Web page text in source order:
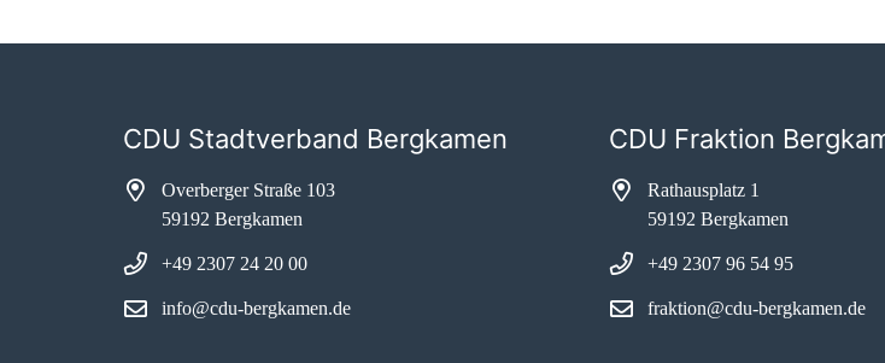
CDU Stadtverband Bergkamen
Overberger Straße 103
59192 Bergkamen
+49 2307 24 20 00
info@cdu-bergkamen.de
CDU Fraktion
Rathausplatz 1
59192 Bergkamen
+49 2307 96 54 95
fraktion@cdu-bergkamen.de